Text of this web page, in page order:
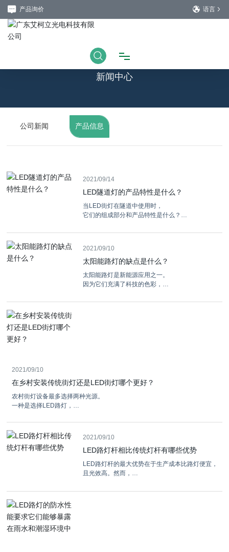
产品询价 语言
产品中心
工程案例
新闻中心
新闻中心
公司新闻 产品信息
2021/09/14
LED隧道灯的产品特性是什么？
当LED街灯在隧道中使用时，
它们的组成部分和产品特性是什么？
地下
2021/09/10
太阳能路灯的缺点是什么？
太阳能路灯是新能源应用之一。
因为它们充满了科技的色彩，
所以它们成为了绿色路灯，
2021/09/10
在乡村安装传统街灯还是LED街灯哪个更好？
农村街灯设备最多选择两种光源。
一种是选择LED路灯，
商业LED路灯的能耗较少
2021/09/10
LED路灯杆相比传统灯杆有哪些优势
LED路灯杆的最大优势在于生产成本比路灯便宜，
且光效高。然而，
光线和颜色也不那么美观。安装高压钠路灯时，